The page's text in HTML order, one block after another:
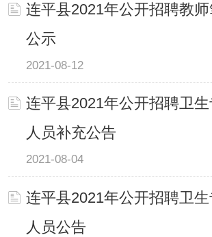
连平县2021年公开招聘教
公示
2021-08-12
连平县2021年公开招聘卫
人员补充公告
2021-08-04
连平县2021年公开招聘卫
人员公告